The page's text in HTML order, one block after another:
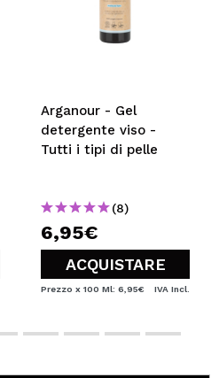
Arganour - Gel
detergente viso -
Tutti i tipi di pelle
(8)
6,95€
ACQUISTARE
Prezzo x 100 Ml: 6,95€ IVA Incl.